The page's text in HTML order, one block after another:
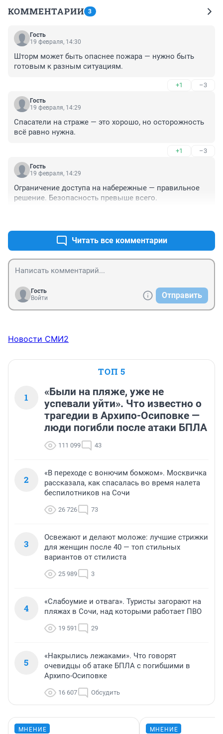
КОММЕНТАРИИ 3
Гость
19 февраля, 14:30
Шторм может быть опаснее пожара — нужно быть
готовым к разным ситуациям.
+1 –3
Гость
19 февраля, 14:29
Спасатели на страже — это хорошо, но осторожность
всё равно нужна.
+1 –3
Гость
19 февраля, 14:29
Ограничение доступа на набережные — правильное
решение. Безопасность превыше всего.
Читать все комментарии
Гость
Войти
Отправить
Новости СМИ2
ТОП 5
1
«Были на пляже, уже не
успевали уйти». Что известно о
трагедии в Архипо-Осиповке —
люди погибли после атаки БПЛА
111 099 43
2
«В переходе с вонючим бомжом». Москвичка
рассказала, как спасалась во время налета
беспилотников на Сочи
26 726 73
3
Освежают и делают моложе: лучшие стрижки
для женщин после 40 — топ стильных
вариантов от стилиста
25 989 3
4
«Слабоумие и отвага». Туристы загорают на
пляжах в Сочи, над которыми работает ПВО
19 591 29
5
«Накрылись лежаками». Что говорят
очевидцы об атаке БПЛА с погибшими в
Архипо-Осиповке
16 607 Обсудить
МНЕНИЕ МНЕНИЕ